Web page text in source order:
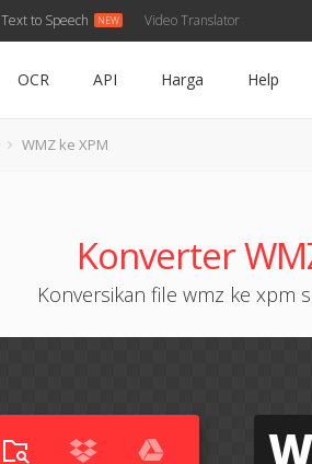
Text to Speech Video Translator
OCR API Harga Help
WMZ ke XPM
Konverter
Konversikan file wmz ke xpm